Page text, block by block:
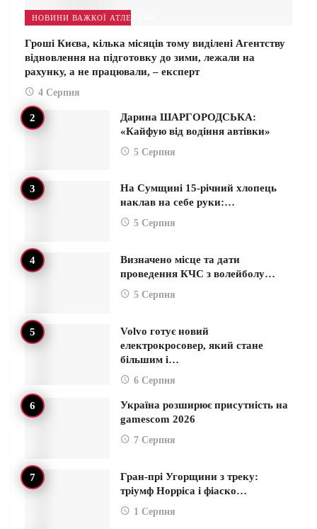
НОВИНИ ВАЖКОЇ АТЛЕТИКИ
Гроші Києва, кілька місяців тому виділені Агентству
відновлення на підготовку до зими, лежали на
рахунку, а не працювали, – експерт
4 Серпня
Дарина ШАРГОРОДСЬКА:
«Кайфую від водіння автівки»
5 Серпня
На Сумщині 15-річний хлопець
наклав на себе руки:…
5 Серпня
Визначено місце та дати
проведення КЧС з волейболу…
5 Серпня
Volvo готує новий
електрокросовер, який стане
більшим і…
6 Серпня
Україна розширює присутність на
gamescom 2026
7 Серпня
Гран-прі Угорщини з треку:
тріумф Норріса і фіаско…
1 Серпня